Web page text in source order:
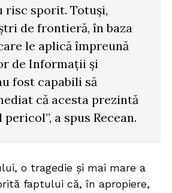
risc sporit. Totuși,
de frontieră, în baza
le aplică împreună
de Informații și
fost capabili să
că acesta prezintă
a spus Recean.
o tragedie și mai mare a
faptului că, în apropiere,